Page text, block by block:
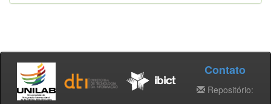
Contato
Repositório: